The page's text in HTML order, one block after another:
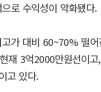
로 수익성이 악화됐다.
가 대비 60~70% 떨
재 3억2000만원선이
고 있다.